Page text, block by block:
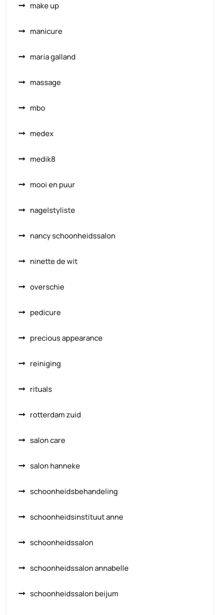
make up
manicure
maria galland
massage
mbo
medex
medik8
mooi en puur
nagelstyliste
nancy schoonheidssalon
ninette de wit
overschie
pedicure
precious appearance
reiniging
rituals
rotterdam zuid
salon care
salon hanneke
schoonheidsbehandeling
schoonheidsinstituut anne
schoonheidssalon
schoonheidssalon annabelle
schoonheidssalon beijum